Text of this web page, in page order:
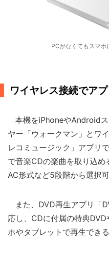
PCがなくてもスマ
ワイヤレス接続でア
本機をiPhoneやAndroid
ヤー「ウォークマン」とワ
レコミュージック」アプリ
で音楽CDの楽曲を取り込
AC形式など5段階から選択可
また、DVD再生アプリ「
応し、CDに付属の特典
ホやタブレットで再生できる